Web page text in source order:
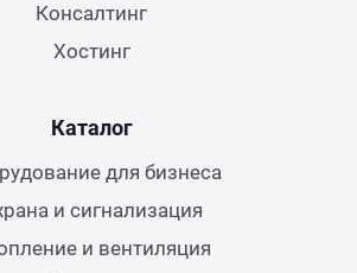
Консалтинг
Хостинг
Каталог
для бизнеса
и сигнализация
и вентиляция